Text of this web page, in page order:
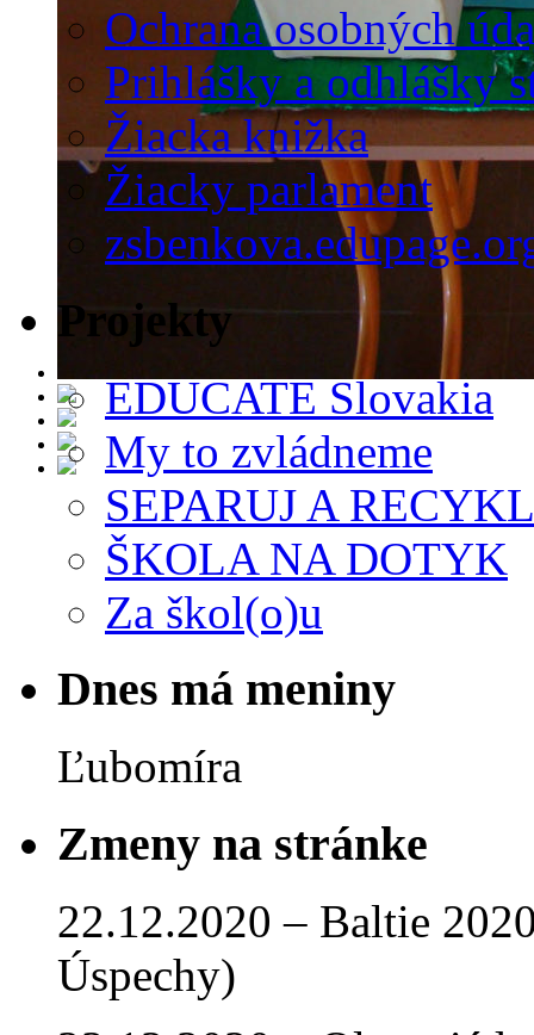
Ochrana osobných
Prihlášky a odhlášky
Žiacka knižka
Žiacky parlament
Projekty
EDUCATE Slovakia
My to zvládneme
SEPARUJ A
ŠKOLA NA DOTYK
Za škol(o)u
Dnes má meniny
Ľubomíra
Zmeny na stránke
22.12.2020 – Baltie
Úspechy)